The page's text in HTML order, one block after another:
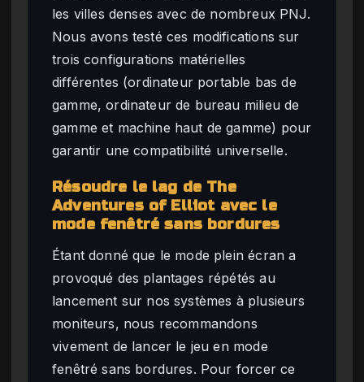
les villes denses avec de nombreux PNJ.
Nous avons testé ces modifications sur
trois configurations matérielles
différentes (ordinateur portable bas de
gamme, ordinateur de bureau milieu de
gamme et machine haut de gamme) pour
garantir une compatibilité universelle.
Résoudre le lag de The
Adventures of Elliot avec le
mode fenêtré sans bordures
Étant donné que le mode plein écran a
provoqué des plantages répétés au
lancement sur nos systèmes à plusieurs
moniteurs, nous recommandons
vivement de lancer le jeu en mode
fenêtré sans bordures. Pour forcer ce